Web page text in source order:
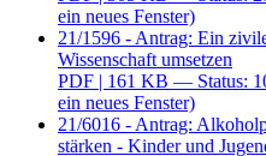
ein neues Fenster)
21/1596 - Antrag: Ein
Wissenschaft umsetzen
PDF | 161 KB — Status:
ein neues Fenster)
21/6016 - Antrag:
stärken - Kinder und